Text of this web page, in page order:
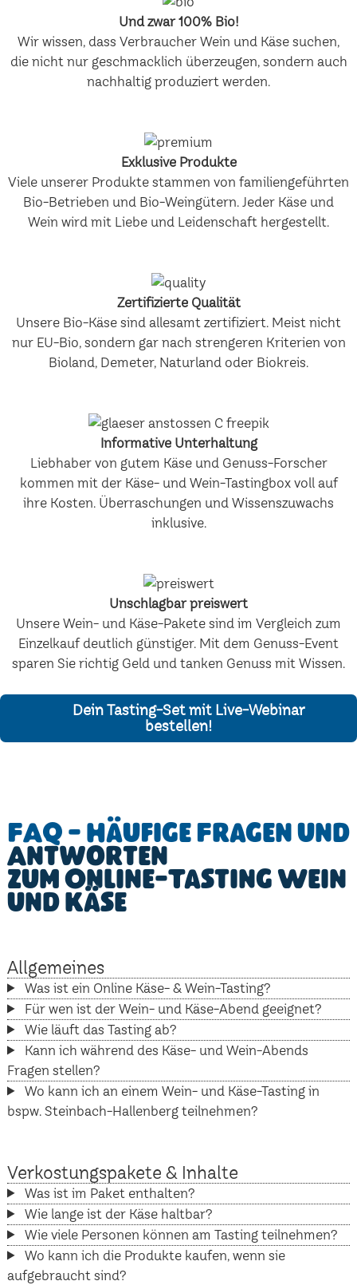
Und zwar 100% Bio!
Wir wissen, dass Verbraucher Wein und Käse suchen,
die nicht nur geschmacklich überzeugen, sondern auch
nachhaltig produziert werden.
Exklusive Produkte
Viele unserer Produkte stammen von familiengeführten
Bio-Betrieben und Bio-Weingütern. Jeder Käse und
Wein wird mit Liebe und Leidenschaft hergestellt.
Zertifizierte Qualität
Unsere Bio-Käse sind allesamt zertifiziert. Meist nicht
nur EU-Bio, sondern gar nach strengeren Kriterien von
Bioland, Demeter, Naturland oder Biokreis.
Informative Unterhaltung
Liebhaber von gutem Käse und Genuss-Forscher
kommen mit der Käse- und Wein-Tastingbox voll auf
ihre Kosten. Überraschungen und Wissenszuwachs
inklusive.
Unschlagbar preiswert
Unsere Wein- und Käse-Pakete sind im Vergleich zum
Einzelkauf deutlich günstiger. Mit dem Genuss-Event
sparen Sie richtig Geld und tanken Genuss mit Wissen.
Dein Tasting-Set mit Live-Webinar
bestellen!
FAQ - Häufige Fragen und
Antworten
zum Online-Tasting Wein
und Käse
Allgemeines
Was ist ein Online Käse- & Wein-Tasting?
Für wen ist der Wein- und Käse-Abend geeignet?
Wie läuft das Tasting ab?
Kann ich während des Käse- und Wein-Abends
Fragen stellen?
Wo kann ich an einem Wein- und Käse-Tasting in
bspw. Steinbach-Hallenberg teilnehmen?
Verkostungspakete & Inhalte
Was ist im Paket enthalten?
Wie lange ist der Käse haltbar?
Wie viele Personen können am Tasting teilnehmen?
Wo kann ich die Produkte kaufen, wenn sie
aufgebraucht sind?